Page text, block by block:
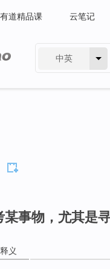
有道精品课 云笔记
中英
某事物，尤其是
义